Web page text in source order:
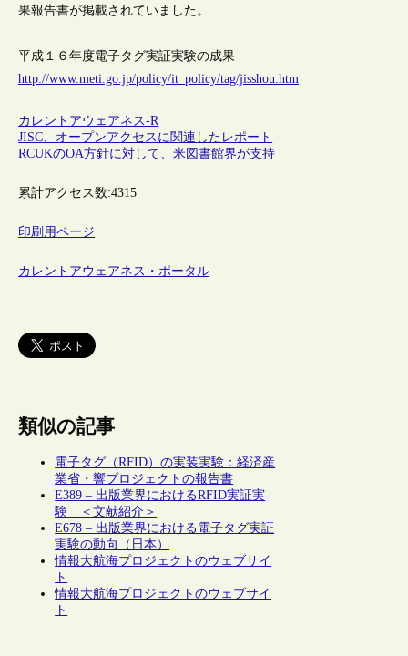
果報告書が掲載されていました。
平成１６年度電子タグ実証実験の成果
http://www.meti.go.jp/policy/it_policy/tag/jisshou.htm
カレントアウェアネス-R
JISC、オープンアクセスに関連したレポート
RCUKのOA方針に対して、米図書館界が支持
累計アクセス数:4315
印刷用ページ
カレントアウェアネス・ポータル
類似の記事
電子タグ（RFID）の実装実験：経済産
業省・響プロジェクトの報告書
E389 – 出版業界におけるRFID実証実
験 ＜文献紹介＞
E678 – 出版業界における電子タグ実証
実験の動向（日本）
情報大航海プロジェクトのウェブサイ
ト
情報大航海プロジェクトのウェブサイ
ト